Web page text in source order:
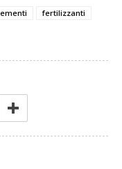
fertilizzanti